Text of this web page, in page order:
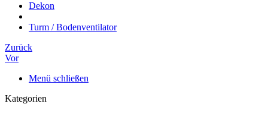
Dekon
Turm / Bodenventilator
Zurück
Vor
Menü schließen
Kategorien